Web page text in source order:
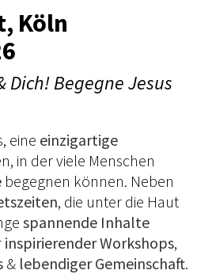
Köln
Dich! Begegne Jesus
eine einzigartige
in der viele Menschen
begegnen können. Neben
, die unter die Haut
spannende Inhalte
inspirierender Workshops,
& lebendiger Gemeinschaft.